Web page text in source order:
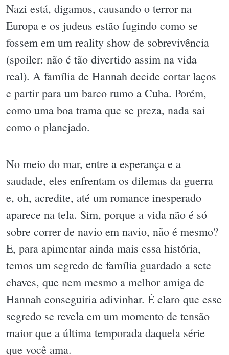
Nazi está, digamos, causando o terror na
Europa e os judeus estão fugindo como se
fossem em um reality show de sobrevivência
(spoiler: não é tão divertido assim na vida
real). A família de Hannah decide cortar laços
e partir para um barco rumo a Cuba. Porém,
como uma boa trama que se preza, nada sai
como o planejado.
No meio do mar, entre a esperança e a
saudade, eles enfrentam os dilemas da guerra
e, oh, acredite, até um romance inesperado
aparece na tela. Sim, porque a vida não é só
sobre correr de navio em navio, não é mesmo?
E, para apimentar ainda mais essa história,
temos um segredo de família guardado a sete
chaves, que nem mesmo a melhor amiga de
Hannah conseguiria adivinhar. É claro que esse
segredo se revela em um momento de tensão
maior que a última temporada daquela série
que você ama.